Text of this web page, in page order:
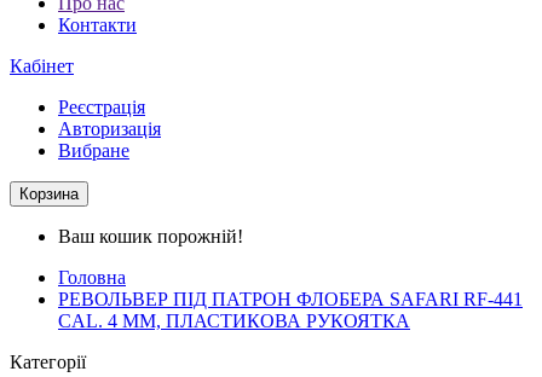
Контакти
Кабінет
Реєстрація
Авторизація
Вибране
Корзина
Ваш кошик порожній!
Головна
РЕВОЛЬВЕР ПІД ПАТРОН ФЛОБЕРА SAFARI RF-441
CAL. 4 ММ, ПЛАСТИКОВА РУКОЯТКА
Категорії